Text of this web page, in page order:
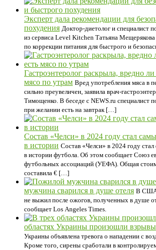
Эксперт дала рекомендации для
похудения Доктор-диетолог и специалист
из сервиса Level Kitchen Татьяна
по коррекции питания для быстрого и
Гастроэнтеролог раскрыла, вредно
мясо по утрам Вред употребления мяса в
сильно преувеличен, заявила врач-
Тимощенко. В беседе с NEWS.ru специалист
при желании есть на завтрак […]
Состав «Челси» в 2024 году стал
в истории Состав «Челси» в 2024 году
в истории футбола. Об этом сообщает Союз
футбольных ассоциаций (УЕФА). Общая
составила € […]
мужчина сварился в душе отеля В США
не выжил после ожогов, полученных в душе
сообщает Los Angeles Times.
областях Украины произошли взрывы
Украины объявлена тревога о нападении с
Кроме того, сирены сработали в